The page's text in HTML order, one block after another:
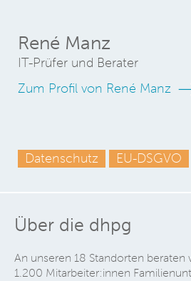
René Manz
IT-Prüfer und Berater
Zum Profil von René Manz
Datenschutz EU-DSGVO
Über die dhpg
An unseren 18 Standorten beraten
1.200 Mitarbeiter:innen